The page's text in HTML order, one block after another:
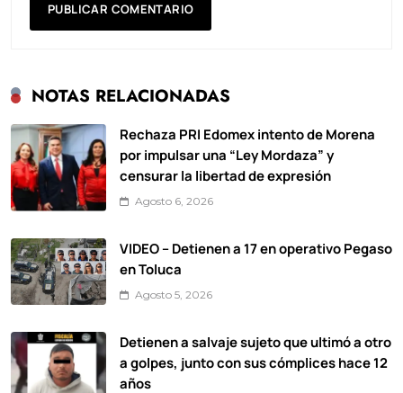
NOTAS RELACIONADAS
Rechaza PRI Edomex intento de Morena
por impulsar una “Ley Mordaza” y
censurar la libertad de expresión
Agosto 6, 2026
VIDEO – Detienen a 17 en operativo Pegaso
en Toluca
Agosto 5, 2026
Detienen a salvaje sujeto que ultimó a otro
a golpes, junto con sus cómplices hace 12
años